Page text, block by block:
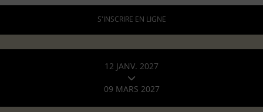
S'INSCRIRE EN LIGNE
12 JANV. 2027
09 MARS 2027